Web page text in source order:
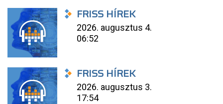
FRISS HÍREK
2026. augusztus 4.
06:52
FRISS HÍREK
2026. augusztus 3.
17:54